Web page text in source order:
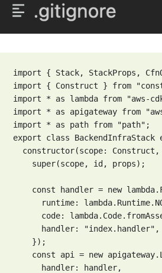
import { Stack, StackProps,
import { Construct } from
import * as lambda from "aws-
import * as apigateway from
import * as path from "path";
export class BackendInfraStack
constructor(scope:
    super(scope, id, props);
const handler = new
runtime:
code:
      handler: "index.handler",
    });
const api = new
      handler: handler,